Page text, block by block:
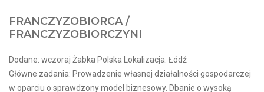
FRANCZYZOBIORCA /
FRANCZYZOBIORCZYNI
Dodane: wczoraj Żabka Polska Lokalizacja: Łódź
Główne zadania: Prowadzenie własnej działalności gospodarczej
w oparciu o sprawdzony model biznesowy. Dbanie o wysoką